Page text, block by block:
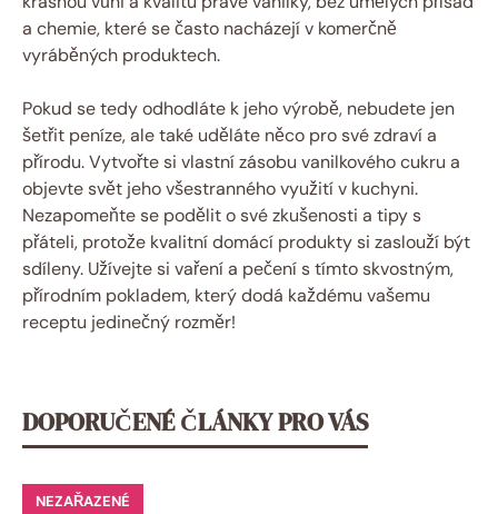
a chemie, které se často nacházejí v komerčně
vyráběných produktech.
Pokud se tedy odhodláte k jeho výrobě, nebudete jen
šetřit peníze, ale také uděláte něco pro své zdraví a
přírodu. Vytvořte si vlastní zásobu vanilkového cukru a
objevte svět jeho všestranného využití v kuchyni.
Nezapomeňte se podělit o své zkušenosti a tipy s
přáteli, protože kvalitní domácí produkty si zaslouží být
sdíleny. Užívejte si vaření a pečení s tímto skvostným,
přírodním pokladem, který dodá každému vašemu
receptu jedinečný rozměr!
DOPORUČENÉ ČLÁNKY PRO VÁS
NEZAŘAZENÉ